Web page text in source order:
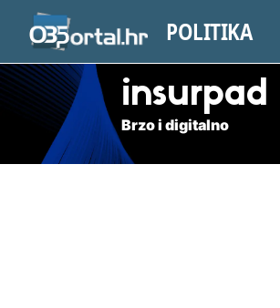
POLITIKA
insurpad
Brzo i digitalno